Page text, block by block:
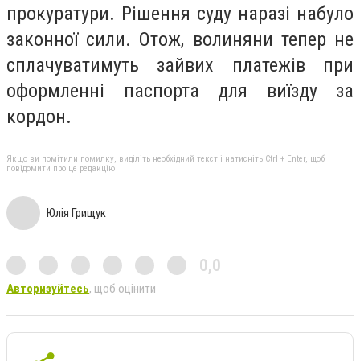
прокуратури. Рішення суду наразі набуло
законної сили. Отож, волиняни тепер не
сплачуватимуть зайвих платежів при
оформленні паспорта для виїзду за
кордон.
Якщо ви помітили помилку, виділіть необхідний текст і натисніть Ctrl + Enter, щоб
повідомити про це редакцію
Юлія Грищук
0,0
Авторизуйтесь, щоб оцінити